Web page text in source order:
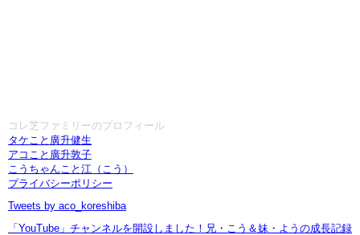
コレ芝ファミリーのプロフィール
タケこと廣升健生
アコこと廣升敦子
こうちゃんこと江（こう）
プライバシーポリシー
Tweets by aco_koreshiba
「YouTube」チャンネルを開設しました！兄・こう＆妹・ようの成長記録